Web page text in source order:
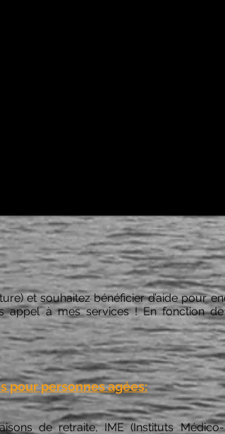
et souhaitez bénéficier d’aide pour
appel à mes services ! En fonction
pour personnes agées:
de retraite, IME (Instituts